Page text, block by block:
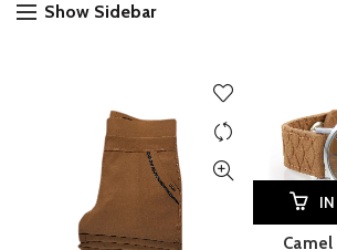
Show Sidebar